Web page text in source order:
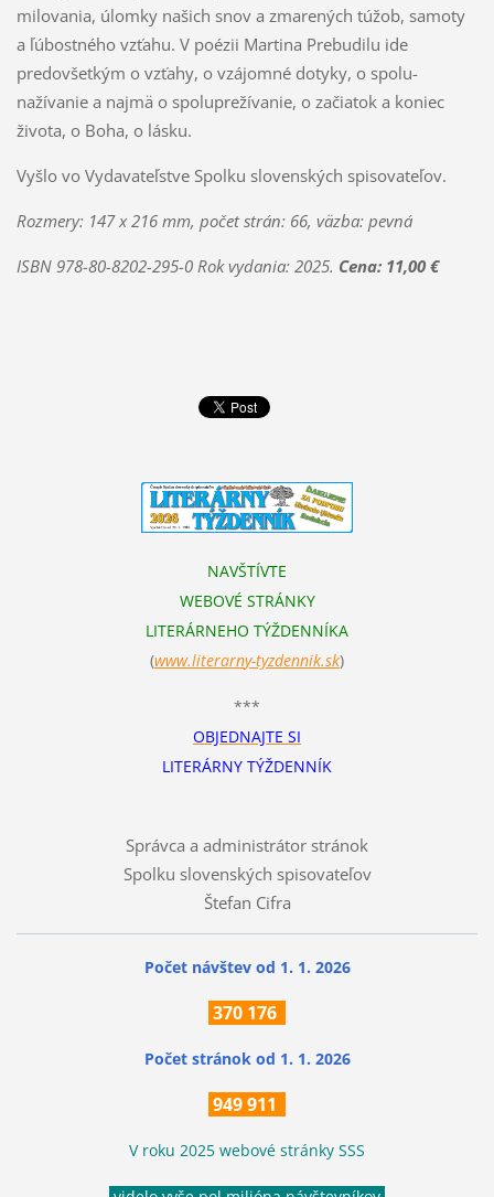
milovania, úlomky našich snov a zmarených túžob, samoty
a ľúbostného vzťahu. V poézii Martina Prebudilu ide
predovšetkým o vzťahy, o vzájomné dotyky, o spolu­
nažívanie a najmä o spolu­prežívanie, o začiatok a koniec
života, o Boha, o lásku.
Vyšlo vo Vydavateľstve Spolku slovenských spisovateľov.
Rozmery: 147 x 216 mm, počet strán: 66, väzba: pevná
ISBN 978-80-8202-295-0 Rok vydania: 2025. Cena: 11,00 €
NAVŠTÍVTE
WEBOVÉ STRÁNKY
LITERÁRNEHO TÝŽDENNÍKA
(www.literarny-tyzdennik.sk)
***
OBJEDNAJTE SI
LITERÁRNY TÝŽDENNÍK
Správca a administrátor stránok
Spolku slovenských spisovateľov
Štefan Cifra
Počet návštev od 1. 1. 2026
370 176
Počet stránok od 1. 1. 2026
949 911
V roku 2025 webové stránky SSS